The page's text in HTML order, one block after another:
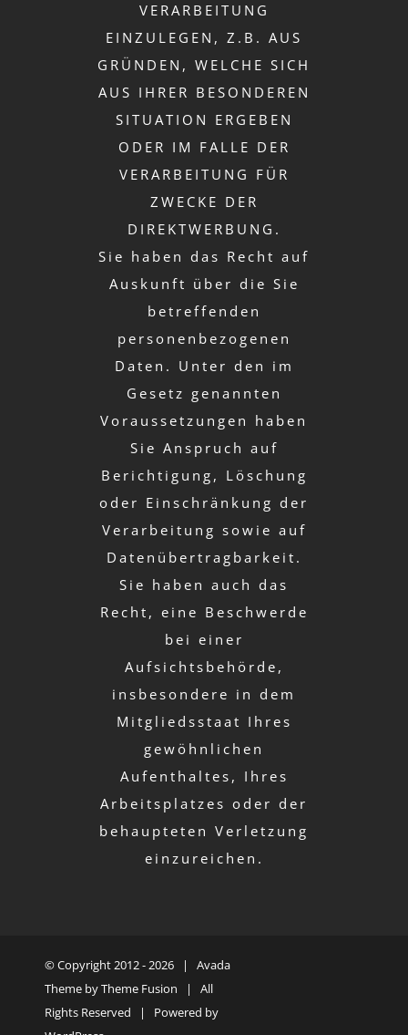
VERARBEITUNG
EINZULEGEN, Z.B. AUS
GRÜNDEN, WELCHE SICH
AUS IHRER BESONDEREN
SITUATION ERGEBEN
ODER IM FALLE DER
VERARBEITUNG FÜR
ZWECKE DER
DIREKTWERBUNG.
Sie haben das Recht auf
Auskunft über die Sie
betreffenden
personenbezogenen
Daten. Unter den im
Gesetz genannten
Voraussetzungen haben
Sie Anspruch auf
Berichtigung, Löschung
oder Einschränkung der
Verarbeitung sowie auf
Datenübertragbarkeit.
Sie haben auch das
Recht, eine Beschwerde
bei einer
Aufsichtsbehörde,
insbesondere in dem
Mitgliedsstaat Ihres
gewöhnlichen
Aufenthaltes, Ihres
Arbeitsplatzes oder der
behaupteten Verletzung
einzureichen.
© Copyright 2012 -2026 | Avada
Theme byTheme Fusion | All
Rights Reserved | Powered by